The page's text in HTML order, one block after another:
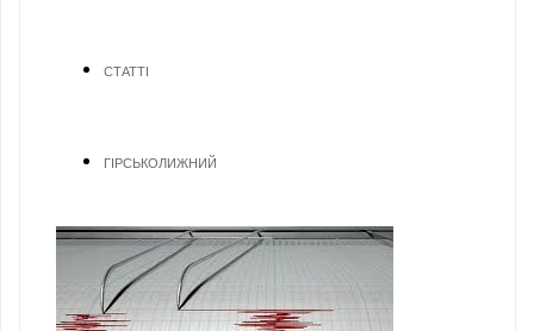
СТАТТІ
ГІРСЬКОЛИЖНИЙ